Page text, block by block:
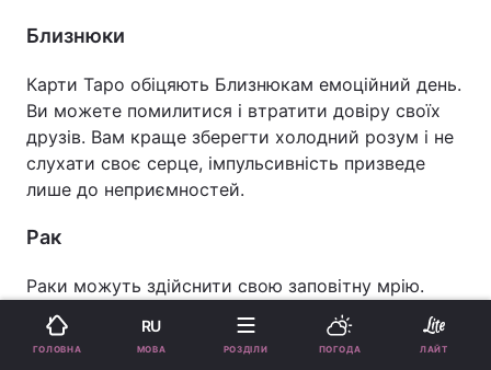
Близнюки
Карти Таро обіцяють Близнюкам емоційний день.
Ви можете помилитися і втратити довіру своїх
друзів. Вам краще зберегти холодний розум і не
слухати своє серце, імпульсивність призведе
лише до неприємностей.
Рак
Раки можуть здійснити свою заповітну мрію.
Вашим планам судилося збутися, в цей день ви
повірите в чудеса. Насолоджуйтесь успіхом і не
ГОЛОВНА
RU
МОВА РОЗДІЛИ ПОГОДА ЛАЙТ